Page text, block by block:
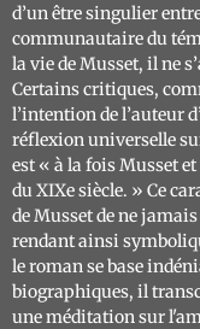
d’un être singulier
communautaire du
la vie de Musset, il ne
Certains critiques,
l’intention de l’auteur
réflexion universelle
est « à la fois Musset
du XIXe siècle. » Ce
de Musset de ne
rendant ainsi
le roman se base
biographiques, il
une méditation sur